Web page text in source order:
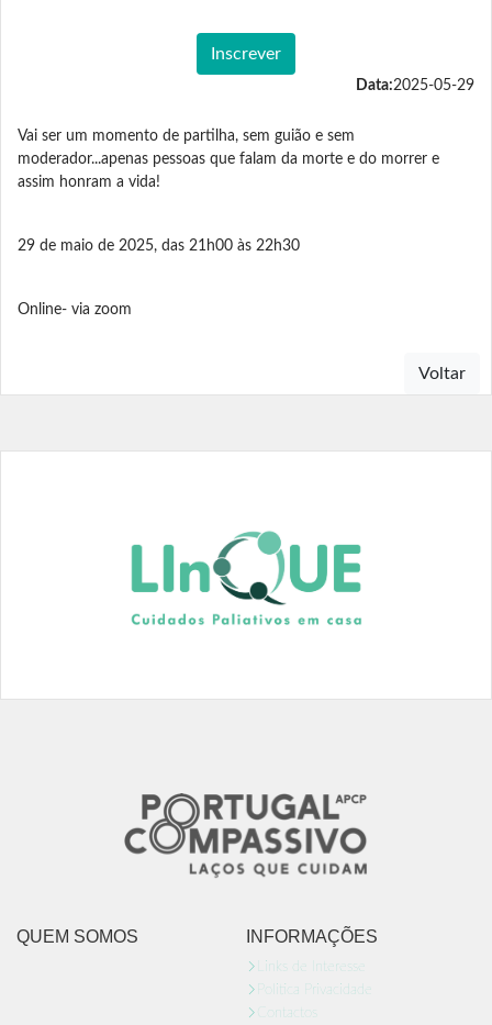
Inscrever
Data:2025-05-29
Vai ser um momento de partilha, sem guião e sem
moderador...apenas pessoas que falam da morte e do morrer e
assim honram a vida!
29 de maio de 2025, das 21h00 às 22h30
Online- via zoom
Voltar
INFORMAÇÕES
Links de Interesse
Politica Privacidade
Contactos
QUEM SOMOS